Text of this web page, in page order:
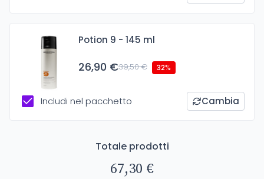
Potion 9 - 145 ml
26,90 €39,50 € 32%
Includi nel pacchetto Cambia
Totale prodotti
67,30 €